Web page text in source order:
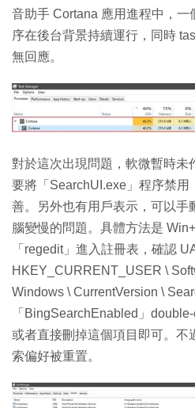
音助手 Cortana 應用進程中，
序在後台背景持續運行，同時
無回應。
對於這次出現問題，軟微暫時未
要將「SearchUI.exe」程序禁用
善。另外也有用戶表示，可以手
腦變慢的問題。具體方法是
「regedit」進入註冊表，確認
HKEY_CURRENT_USER \
Windows \ CurrentVersion \
「BingSearchEnabled」
或者直接刪掉這個項目即可。不
索偏好被重置。